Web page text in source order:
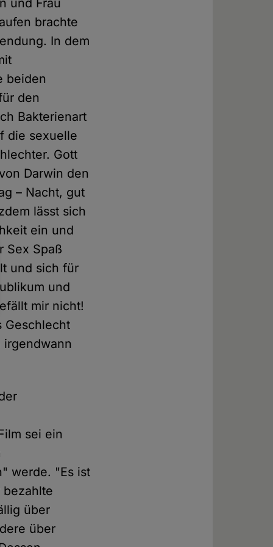
und Frau
brachte
In dem
beiden
den
Bakterienart
die sexuelle
Gott
Darwin den
– Nacht, gut
lässt sich
ein und
Sex Spaß
und sich für
und
mir nicht!
Geschlecht
sei ein
werde. "Es ist
über
über